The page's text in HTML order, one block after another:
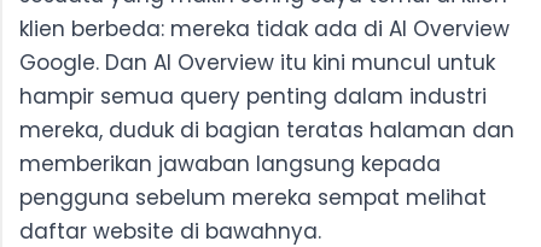
klien berbeda: mereka tidak ada di AI Overview
Google. Dan AI Overview itu kini muncul untuk
hampir semua query penting dalam industri
mereka, duduk di bagian teratas halaman dan
memberikan jawaban langsung kepada
pengguna sebelum mereka sempat melihat
daftar website di bawahnya.